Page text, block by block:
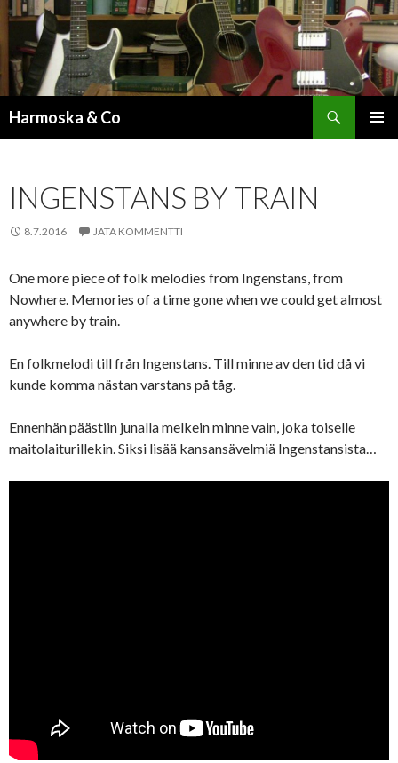
Harmoska & Co
INGENSTANS BY TRAIN
8.7.2016 JÄTÄ KOMMENTTI
One more piece of folk melodies from Ingenstans, from
Nowhere. Memories of a time gone when we could get almost
anywhere by train.
En folkmelodi till från Ingenstans. Till minne av den tid då vi
kunde komma nästan varstans på tåg.
Ennenhän päästiin junalla melkein minne vain, joka toiselle
maitolaiturillekin. Siksi lisää kansansävelmiä Ingenstansista…